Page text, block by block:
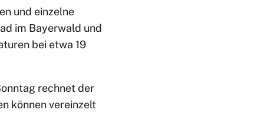
und einzelne
im Bayerwald und
bei etwa 19
rechnet der
können vereinzelt